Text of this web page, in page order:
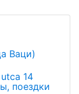
Ваци)
14
поездки